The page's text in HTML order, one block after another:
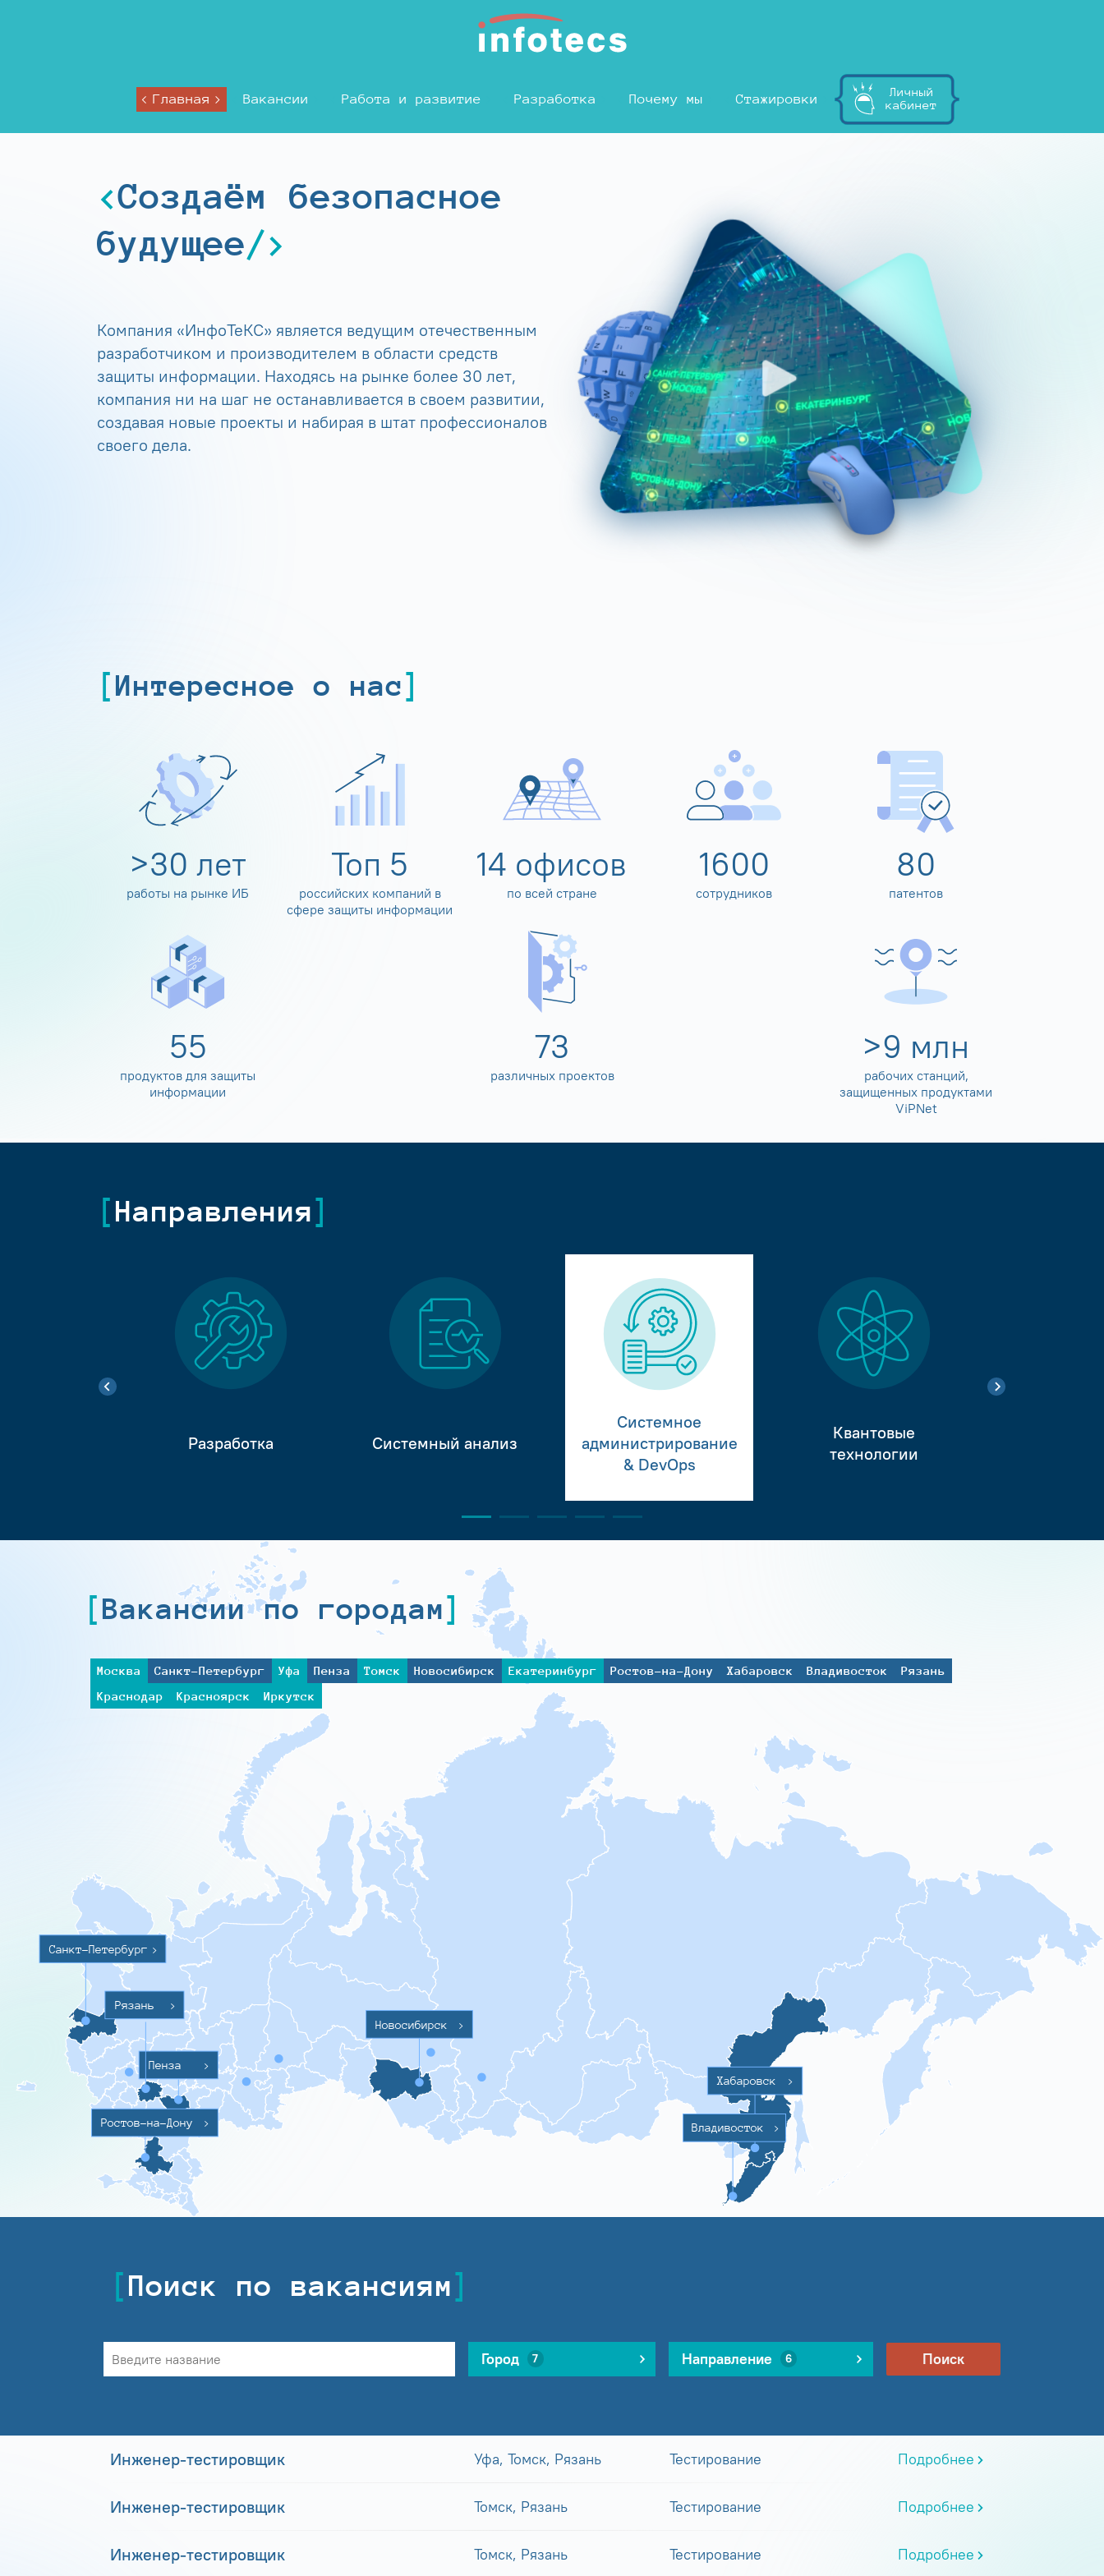
Главная Вакансии Работа и развитие Разработка Почему мы Стажировки
Личный
кабинет
Создаём безопасное
будущее
Компания «ИнфоТеКС» является ведущим отечественным
разработчиком и производителем в области средств
защиты информации. Находясь на рынке более 30 лет,
компания ни на шаг не останавливается в своем развитии,
создавая новые проекты и набирая в штат профессионалов
своего дела.
Интересное о нас
>30 лет
работы на рынке ИБ
Топ 5
российских компаний в
сфере защиты информации
14 офисов
по всей стране
1600
сотрудников
80
патентов
60
продуктов для защиты
информации
80
различных проектов
>10 млн
рабочих станций,
защищенных продуктами
ViPNet
Направления
Разработка Системный анализ
Системное
администрирование
& DevOps
Квантовые
технологии
Вакансии по городам
Москва Санкт-Петербург Уфа Пенза Томск Новосибирск Екатеринбург Ростов-на-Дону Хабаровск Владивосток
Рязань
Краснодар
Красноярск Иркутск
Санкт-Петербург >
Ростов-на-Дону >
Пенза >
Новосибирск >
Хабаровск >
Владивосток >
Рязань >
Поиск по вакансиям
Город 7 Направление 6 Поиск
Инженер-тестировщик Уфа, Томск, Рязань Тестирование Подробнее
Инженер-тестировщик Томск, Рязань Тестирование Подробнее
Инженер-тестировщик Томск, Рязань Тестирование Подробнее